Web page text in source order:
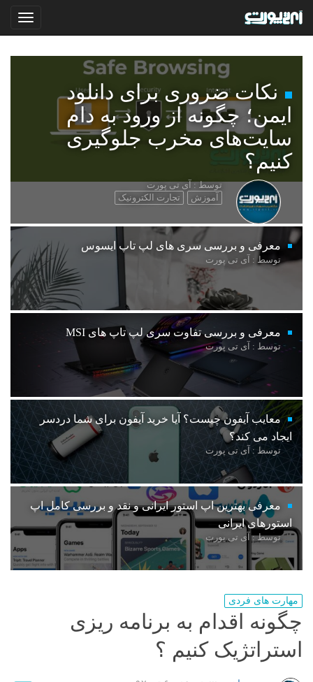
نکات ضروری برای دانلود
ایمن؛ چگونه از ورود به دام
سایت‌های مخرب جلوگیری
کنیم؟
توسط : آی تی پورت
آموزش
تجارت الکترونیک
معرفی و بررسی سری های لپ تاپ ایسوس
توسط : آی تی پورت
معرفی و بررسی تفاوت سری لپ تاپ های MSI
توسط : آی تی پورت
معایب آیفون چیست؟ آیا خرید آیفون برای شما دردسر
ایجاد می کند؟
توسط : آی تی پورت
معرفی بهترین اپ استور ایرانی و نقد و بررسی کامل اپ
استورهای ایرانی
توسط : آی تی پورت
مهارت های فردی
چگونه اقدام به برنامه ریزی
استراتژیک کنیم ؟